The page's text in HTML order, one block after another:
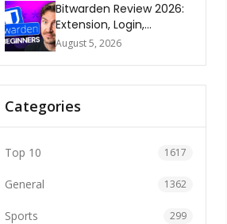
Bitwarden Review 2026:
Extension, Login,
Download, Free Plan, App
August 5, 2026
Categories
Top 10 1617
General 1362
Sports 299